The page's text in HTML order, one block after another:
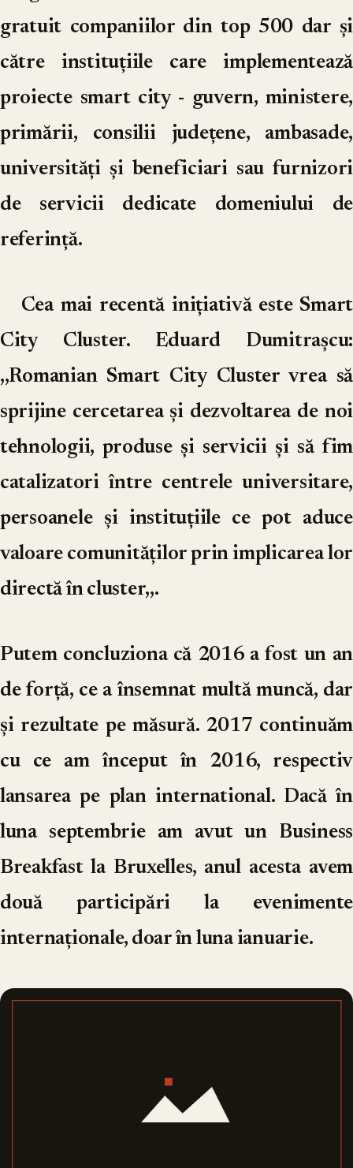
gratuit companiilor din top 500 dar și
către instituțiile care implementează
proiecte smart city - guvern, ministere,
primării, consilii județene, ambasade,
universități și beneficiari sau furnizori
de servicii dedicate domeniului de
referință.
Cea mai recentă inițiativă este Smart
City Cluster. Eduard Dumitrașcu:
,,Romanian Smart City Cluster vrea să
sprijine cercetarea și dezvoltarea de noi
tehnologii, produse și servicii și să fim
catalizatori între centrele universitare,
persoanele și instituțiile ce pot aduce
valoare comunităților prin implicarea lor
directă în cluster,,.
Putem concluziona că 2016 a fost un an
de forță, ce a însemnat multă muncă, dar
și rezultate pe măsură. 2017 continuăm
cu ce am început în 2016, respectiv
lansarea pe plan international. Dacă în
luna septembrie am avut un Business
Breakfast la Bruxelles, anul acesta avem
două participări la evenimente
internaționale, doar în luna ianuarie.